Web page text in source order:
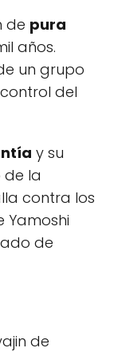
de pura
años.
un grupo
del
y su
de la
contra los
Yamoshi
de
de